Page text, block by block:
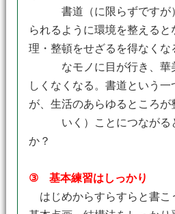
書道（に限らずですが）
られるように環境を整える
理・整頓をせざるを得なくな
なモノに目が行き、華美
しくなくなる。書道という一
が、生活のあらゆるところが
いく）ことにつながると
か？
③ 基本練習はしっかり
はじめからすらすらと書こ